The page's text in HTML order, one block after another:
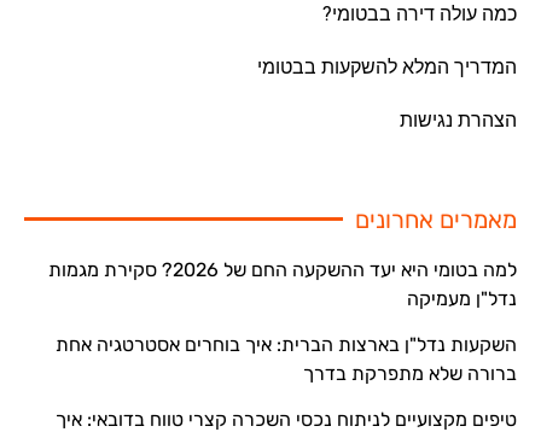
כמה עולה דירה בבטומי?
המדריך המלא להשקעות בבטומי
הצהרת נגישות
מאמרים אחרונים
למה בטומי היא יעד ההשקעה החם של 2026? סקירת מגמות
נדל"ן מעמיקה
השקעות נדל"ן בארצות הברית: איך בוחרים אסטרטגיה אחת
ברורה שלא מתפרקת בדרך
טיפים מקצועיים לניתוח נכסי השכרה קצרי טווח בדובאי: איך